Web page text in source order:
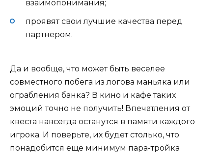
взаимопонимания;
проявят свои лучшие качества перед
партнером.
Да и вообще, что может быть веселее
совместного побега из логова маньяка или
ограбления банка? В кино и кафе таких
эмоций точно не получить! Впечатления от
квеста навсегда останутся в памяти каждого
игрока. И поверьте, их будет столько, что
понадобится еще минимум пара-тройка